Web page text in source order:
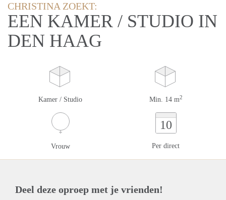
CHRISTINA ZOEKT:
EEN KAMER / STUDIO IN
DEN HAAG
Kamer / Studio Min. 14 m2
Vrouw
10
Per direct
Deel deze oproep met je vrienden!